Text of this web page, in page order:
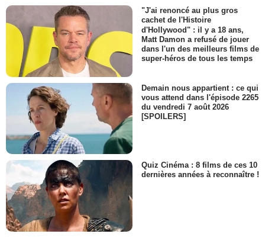
"J'ai renoncé au plus gros
cachet de l'Histoire
d'Hollywood" : il y a 18 ans,
Matt Damon a refusé de jouer
dans l'un des meilleurs films de
super-héros de tous les temps
Demain nous appartient : ce qui
vous attend dans l'épisode 2265
du vendredi 7 août 2026
[SPOILERS]
Quiz Cinéma : 8 films de ces 10
dernières années à reconnaître !